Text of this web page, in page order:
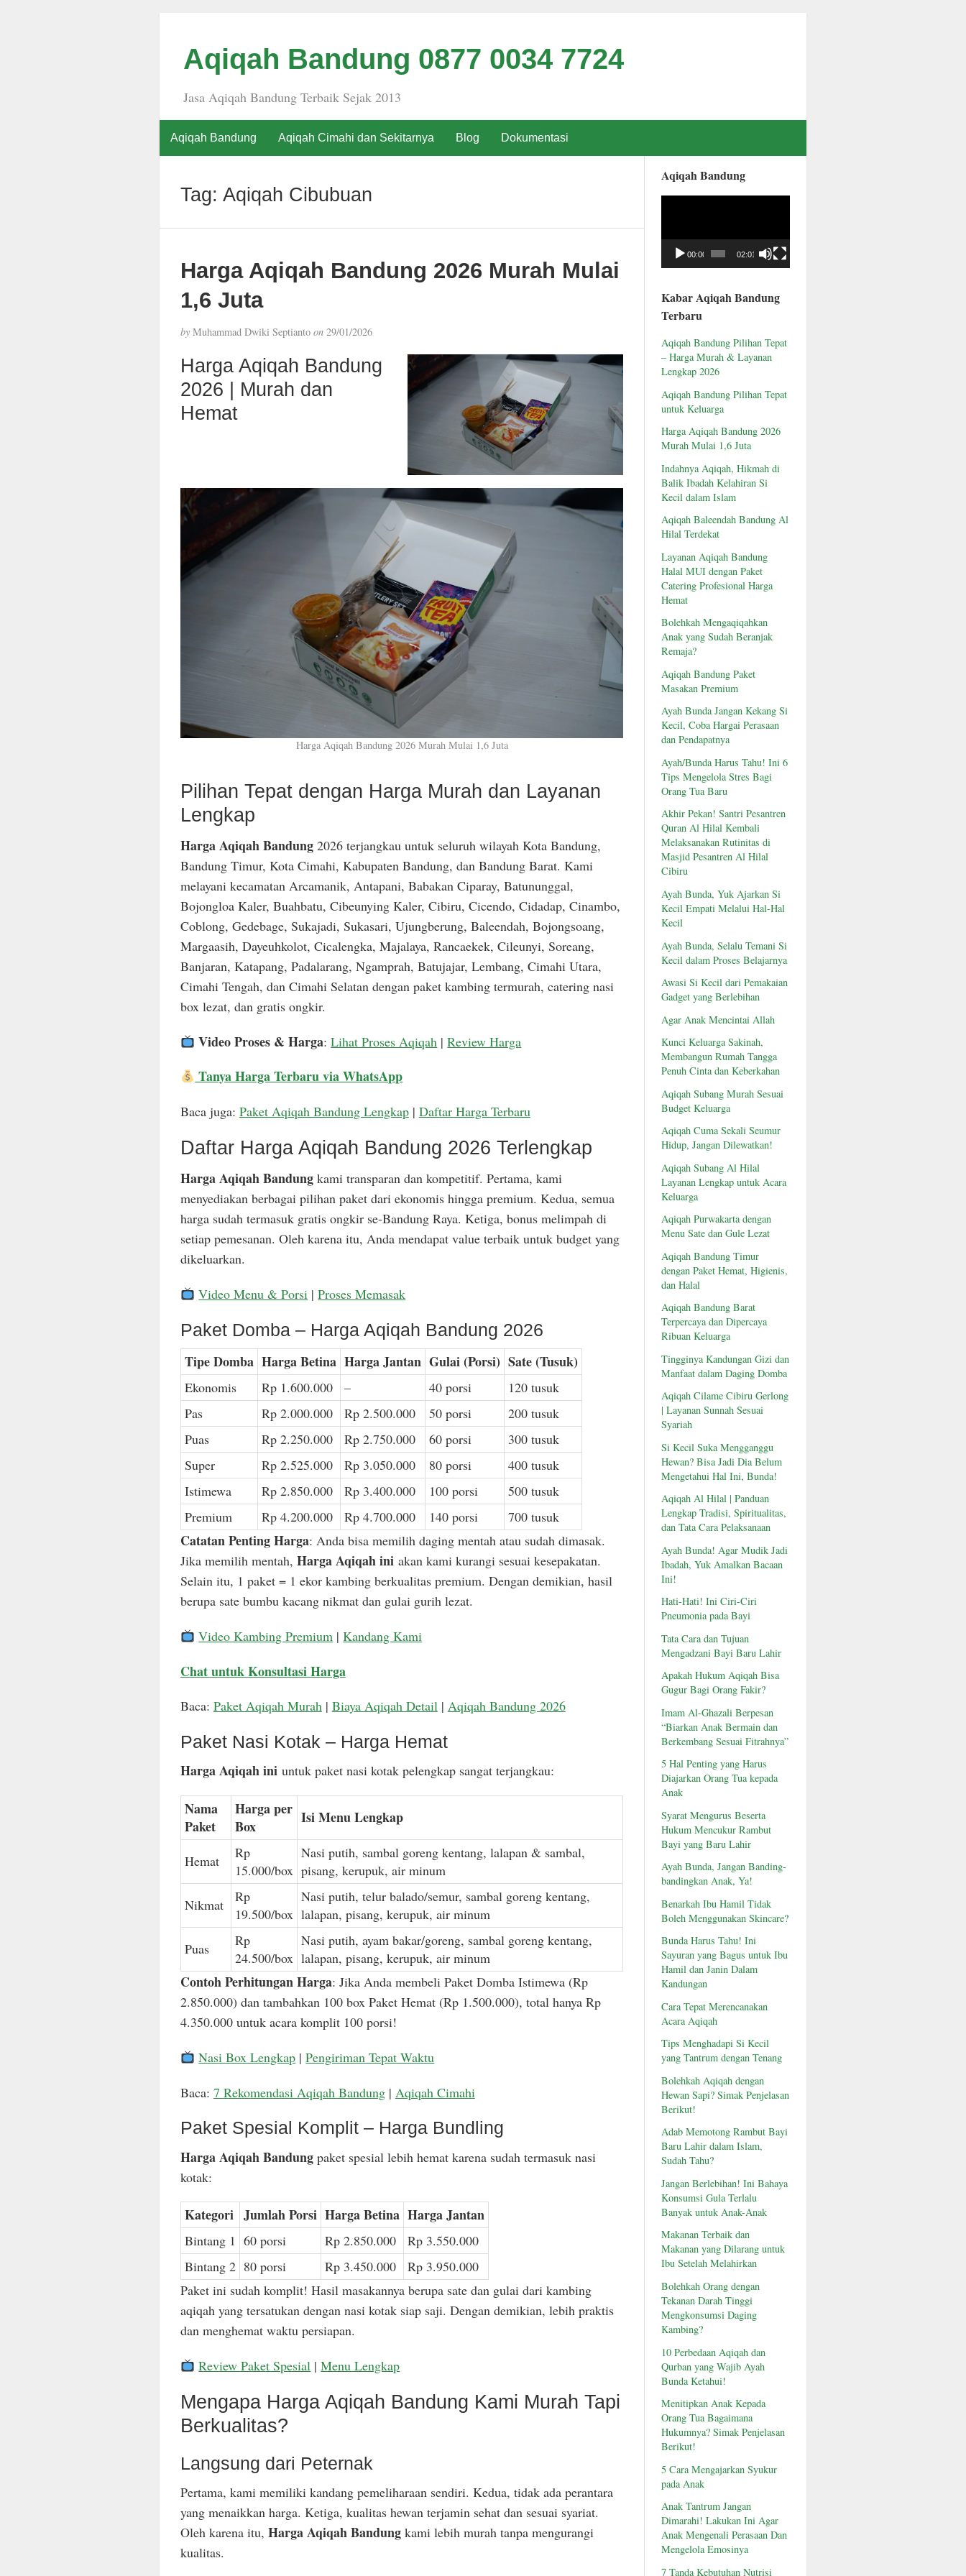
Aqiqah Bandung 0877 0034 7724
Jasa Aqiqah Bandung Terbaik Sejak 2013
Aqiqah Bandung Aqiqah Cimahi dan Sekitarnya Blog Dokumentasi
Tag: Aqiqah Cibubuan
Harga Aqiqah Bandung 2026 Murah Mulai
1,6 Juta
byMuhammad Dwiki Septianto on29/01/2026
Harga Aqiqah Bandung
2026 | Murah dan
Hemat
Harga Aqiqah Bandung 2026 Murah Mulai 1,6 Juta
Pilihan Tepat dengan Harga Murah dan Layanan
Lengkap
Harga Aqiqah Bandung2026 terjangkau untuk seluruh wilayah Kota Bandung,
Bandung Timur, Kota Cimahi, Kabupaten Bandung, dan Bandung Barat. Kami
melayani kecamatan Arcamanik, Antapani, Babakan Ciparay, Batununggal,
Bojongloa Kaler, Buahbatu, Cibeunying Kaler, Cibiru, Cicendo, Cidadap, Cinambo,
Coblong, Gedebage, Sukajadi, Sukasari, Ujungberung, Baleendah, Bojongsoang,
Margaasih, Dayeuhkolot, Cicalengka, Majalaya, Rancaekek, Cileunyi, Soreang,
Banjaran, Katapang, Padalarang, Ngamprah, Batujajar, Lembang, Cimahi Utara,
Cimahi Tengah, dan Cimahi Selatan dengan paket kambing termurah, catering nasi
box lezat, dan gratis ongkir.
Video Proses & Harga:Lihat Proses Aqiqah |Review Harga
Tanya Harga Terbaru via WhatsApp
Baca juga: Paket Aqiqah Bandung Lengkap| Daftar Harga Terbaru
Daftar Harga Aqiqah Bandung 2026 Terlengkap
Harga Aqiqah Bandungkami transparan dan kompetitif. Pertama, kami
menyediakan berbagai pilihan paket dari ekonomis hingga premium. Kedua, semua
harga sudah termasuk gratis ongkir se-Bandung Raya. Ketiga, bonus melimpah di
setiap pemesanan. Oleh karena itu, Anda mendapat value terbaik untuk budget yang
dikeluarkan.
Video Menu & Porsi |Proses Memasak
Paket Domba – Harga Aqiqah Bandung 2026
Tipe Domba Harga Betina Harga Jantan Gulai (Porsi) Sate (Tusuk)
Ekonomis Rp 1.600.000 – 40 porsi
120 tusuk
Pas
Rp 2.000.000 Rp 2.500.000 50 porsi
200 tusuk
Puas
Rp 2.250.000 Rp 2.750.000 60 porsi
300 tusuk
Super
Rp 2.525.000 Rp 3.050.000 80 porsi
400 tusuk
Istimewa
Rp 2.850.000 Rp 3.400.000 100 porsi
500 tusuk
Premium
Rp 4.200.000 Rp 4.700.000 140 porsi 700 tusuk
Catatan Penting Harga: Anda bisa memilih daging mentah atau sudah dimasak.
Jika memilih mentah, Harga Aqiqah iniakan kami kurangi sesuai kesepakatan.
Selain itu, 1 paket = 1 ekor kambing berkualitas premium. Dengan demikian, hasil
berupa sate bumbu kacang nikmat dan gulai gurih lezat.
Video Kambing Premium |Kandang Kami
Chat untuk Konsultasi Harga
Baca: Paket Aqiqah Murah| Biaya Aqiqah Detail| Aqiqah Bandung 2026
Paket Nasi Kotak – Harga Hemat
Harga Aqiqah iniuntuk paket nasi kotak pelengkap sangat terjangkau:
Nama
Paket
Harga per
Box
Isi Menu Lengkap
Hemat
Rp
15.000/box
Nasi putih, sambal goreng kentang, lalapan & sambal,
pisang, kerupuk, air minum
Nikmat
Rp
19.500/box
Nasi putih, telur balado/semur, sambal goreng kentang,
lalapan, pisang, kerupuk, air minum
Puas
Rp
24.500/box
Nasi putih, ayam bakar/goreng, sambal goreng kentang,
lalapan, pisang, kerupuk, air minum
Contoh Perhitungan Harga: Jika Anda membeli Paket Domba Istimewa (Rp
2.850.000) dan tambahkan 100 box Paket Hemat (Rp 1.500.000), total hanya Rp
4.350.000 untuk acara komplit 100 porsi!
Nasi Box Lengkap |Pengiriman Tepat Waktu
Baca: 7 Rekomendasi Aqiqah Bandung| Aqiqah Cimahi
Paket Spesial Komplit – Harga Bundling
Harga Aqiqah Bandungpaket spesial lebih hemat karena sudah termasuk nasi
kotak:
Kategori Jumlah Porsi Harga Betina Harga Jantan
Bintang 1 60 porsi Rp 2.850.000
Rp 3.550.000
Bintang 2 80 porsi Rp 3.450.000
Rp 3.950.000
Paket ini sudah komplit! Hasil masakannya berupa sate dan gulai dari kambing
aqiqah yang tersatukan dengan nasi kotak siap saji. Dengan demikian, lebih praktis
dan menghemat waktu persiapan.
Review Paket Spesial |Menu Lengkap
Mengapa Harga Aqiqah Bandung Kami Murah Tapi
Berkualitas?
Langsung dari Peternak
Pertama, kami memiliki kandang pemeliharaan sendiri. Kedua, tidak ada perantara
yang menaikkan harga. Ketiga, kualitas hewan terjamin sehat dan sesuai syariat.
Oleh karena itu, Harga Aqiqah Bandungkami lebih murah tanpa mengurangi
kualitas.
Aqiqah Bandung
00:00 02:01
Kabar Aqiqah Bandung
Terbaru
Aqiqah Bandung Pilihan Tepat
– Harga Murah & Layanan
Lengkap 2026
Aqiqah Bandung Pilihan Tepat
untuk Keluarga
Harga Aqiqah Bandung 2026
Murah Mulai 1,6 Juta
Indahnya Aqiqah, Hikmah di
Balik Ibadah Kelahiran Si
Kecil dalam Islam
Aqiqah Baleendah Bandung Al
Hilal Terdekat
Layanan Aqiqah Bandung
Halal MUI dengan Paket
Catering Profesional Harga
Hemat
Bolehkah Mengaqiqahkan
Anak yang Sudah Beranjak
Remaja?
Aqiqah Bandung Paket
Masakan Premium
Ayah Bunda Jangan Kekang Si
Kecil, Coba Hargai Perasaan
dan Pendapatnya
Ayah/Bunda Harus Tahu! Ini 6
Tips Mengelola Stres Bagi
Orang Tua Baru
Akhir Pekan! Santri Pesantren
Quran Al Hilal Kembali
Melaksanakan Rutinitas di
Masjid Pesantren Al Hilal
Cibiru
Ayah Bunda, Yuk Ajarkan Si
Kecil Empati Melalui Hal-Hal
Kecil
Ayah Bunda, Selalu Temani Si
Kecil dalam Proses Belajarnya
Awasi Si Kecil dari Pemakaian
Gadget yang Berlebihan
Agar Anak Mencintai Allah
Kunci Keluarga Sakinah,
Membangun Rumah Tangga
Penuh Cinta dan Keberkahan
Aqiqah Subang Murah Sesuai
Budget Keluarga
Aqiqah Cuma Sekali Seumur
Hidup, Jangan Dilewatkan!
Aqiqah Subang Al Hilal
Layanan Lengkap untuk Acara
Keluarga
Aqiqah Purwakarta dengan
Menu Sate dan Gule Lezat
Aqiqah Bandung Timur
dengan Paket Hemat, Higienis,
dan Halal
Aqiqah Bandung Barat
Terpercaya dan Dipercaya
Ribuan Keluarga
Tingginya Kandungan Gizi dan
Manfaat dalam Daging Domba
Aqiqah Cilame Cibiru Gerlong
| Layanan Sunnah Sesuai
Syariah
Si Kecil Suka Mengganggu
Hewan? Bisa Jadi Dia Belum
Mengetahui Hal Ini, Bunda!
Aqiqah Al Hilal | Panduan
Lengkap Tradisi, Spiritualitas,
dan Tata Cara Pelaksanaan
Ayah Bunda! Agar Mudik Jadi
Ibadah, Yuk Amalkan Bacaan
Ini!
Hati-Hati! Ini Ciri-Ciri
Pneumonia pada Bayi
Tata Cara dan Tujuan
Mengadzani Bayi Baru Lahir
Apakah Hukum Aqiqah Bisa
Gugur Bagi Orang Fakir?
Imam Al-Ghazali Berpesan
“Biarkan Anak Bermain dan
Berkembang Sesuai Fitrahnya”
5 Hal Penting yang Harus
Diajarkan Orang Tua kepada
Anak
Syarat Mengurus Beserta
Hukum Mencukur Rambut
Bayi yang Baru Lahir
Ayah Bunda, Jangan Banding-
bandingkan Anak, Ya!
Benarkah Ibu Hamil Tidak
Boleh Menggunakan Skincare?
Bunda Harus Tahu! Ini
Sayuran yang Bagus untuk Ibu
Hamil dan Janin Dalam
Kandungan
Cara Tepat Merencanakan
Acara Aqiqah
Tips Menghadapi Si Kecil
yang Tantrum dengan Tenang
Bolehkah Aqiqah dengan
Hewan Sapi? Simak Penjelasan
Berikut!
Adab Memotong Rambut Bayi
Baru Lahir dalam Islam,
Sudah Tahu?
Jangan Berlebihan! Ini Bahaya
Konsumsi Gula Terlalu
Banyak untuk Anak-Anak
Makanan Terbaik dan
Makanan yang Dilarang untuk
Ibu Setelah Melahirkan
Bolehkah Orang dengan
Tekanan Darah Tinggi
Mengkonsumsi Daging
Kambing?
10 Perbedaan Aqiqah dan
Qurban yang Wajib Ayah
Bunda Ketahui!
Menitipkan Anak Kepada
Orang Tua Bagaimana
Hukumnya? Simak Penjelasan
Berikut!
5 Cara Mengajarkan Syukur
pada Anak
Anak Tantrum Jangan
Dimarahi! Lakukan Ini Agar
Anak Mengenali Perasaan Dan
Mengelola Emosinya
7 Tanda Kebutuhan Nutrisi